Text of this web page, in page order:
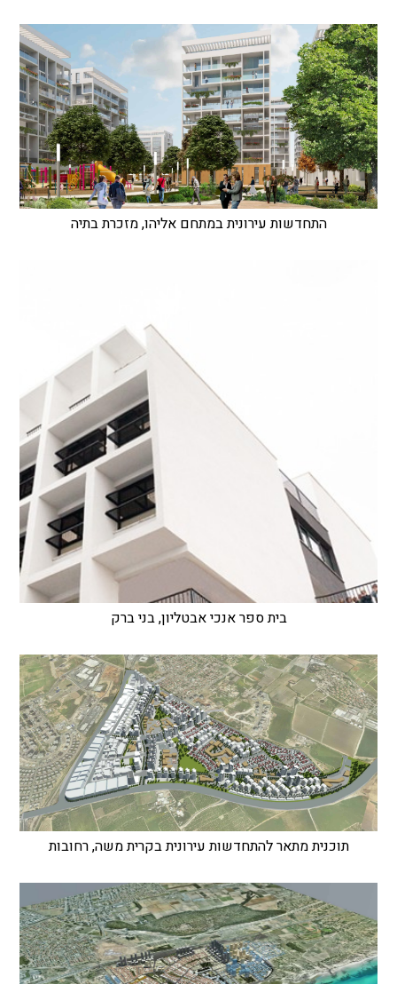
התחדשות עירונית במתחם אליהו, מזכרת בתיה
בית ספר אנכי אבטליון, בני ברק
תוכנית מתאר להתחדשות עירונית בקרית משה, רחובות